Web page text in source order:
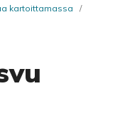
kartoittamassa
/